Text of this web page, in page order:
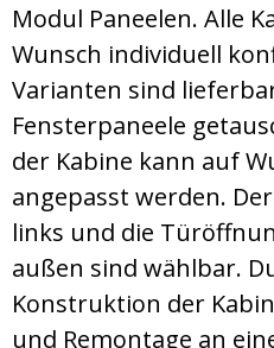
Modul Paneelen. Alle
Wunsch individuell
Varianten sind
Fensterpaneele
der Kabine kann auf
angepasst werden.
links und die
außen sind wählbar.
Konstruktion der
und Remontage an